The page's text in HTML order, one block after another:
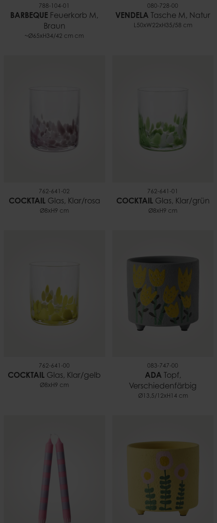
788-104-01
BARBEQUE Feuerkorb M,
Braun
~Ø65xH34/42 cm cm
080-728-00
VENDELA Tasche M, Natur
L50xW22xH35/58 cm
762-641-02
COCKTAILGlas, Klar/rosa
Ø8xH9 cm
762-641-01
COCKTAILGlas, Klar/grün
Ø8xH9 cm
762-641-00
COCKTAIL Glas, Klar/gelb
Ø8xH9 cm
083-747-00
ADA Topf,
Verschiedenfärbig
Ø13,5/12xH14 cm